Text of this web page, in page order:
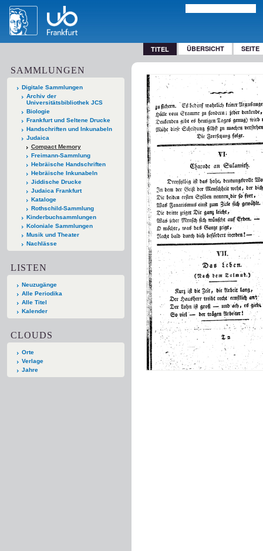
TITEL ÜBERSICHT SEITE
SAMMLUNGEN
Digitale Sammlungen
Archiv der
Universitätsbibliothek JCS
Biologie
Frankfurt und Seltene Drucke
Handschriften und Inkunabeln
Judaica
Compact Memory
Freimann-Sammlung
Hebräische Handschriften
Hebräische Inkunabeln
Jiddische Drucke
Judaica Frankfurt
Kataloge
Rothschild-Sammlung
Kinderbuchsammlungen
Koloniale Sammlungen
Musik und Theater
Nachlässe
LISTEN
Neuzugänge
Alle Periodika
Alle Titel
Kalender
CLOUDS
Orte
Verlage
Jahre